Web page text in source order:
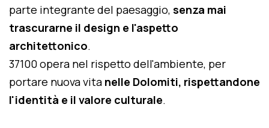
parte integrante del paesaggio, senza mai
trascurarne il design e l'aspetto
architettonico.
37100 opera nel rispetto dell'ambiente, per
portare nuova vita nelle Dolomiti, rispettandone
l'identità e il valore culturale.